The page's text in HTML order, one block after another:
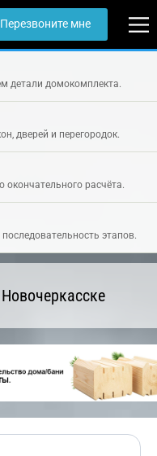
Перезвоните мне
детали домокомплекта.
дверей и перегородок.
расчёта.
этапов.